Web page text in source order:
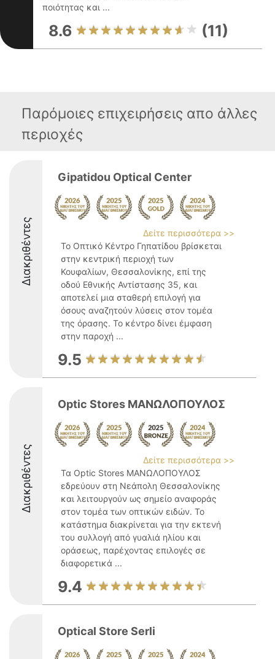
ποιότητας και ...
8.6 (11)
Παρόμοιες επιχειρήσεις απο άλλες
περιοχές
Διακριθέντες
Gipatidou Optical Center
Δείτε περισσότερα >>
Το Οπτικό Κέντρο Γηπατίδου βρίσκεται
στην κεντρική περιοχή των
Κουφαλίων, Θεσσαλονίκης, επί της
οδού Εθνικής Αντίστασης 35, και
αποτελεί μια σταθερή επιλογή για
όσους αναζητούν λύσεις στον τομέα
της όρασης. Το κέντρο δίνει έμφαση
στην παροχή ...
9.5
Διακριθέντες
Optic Stores ΜΑΝΩΛΟΠΟΥΛΟΣ
Δείτε περισσότερα >>
Τα Optic Stores ΜΑΝΩΛΟΠΟΥΛΟΣ
εδρεύουν στη Νεάπολη Θεσσαλονίκης
και λειτουργούν ως σημείο αναφοράς
στον τομέα των οπτικών ειδών. Το
κατάστημα διακρίνεται για την εκτενή
του συλλογή από γυαλιά ηλίου και
οράσεως, παρέχοντας επιλογές σε
διαφορετικά ...
9.4
Optical Store Serli